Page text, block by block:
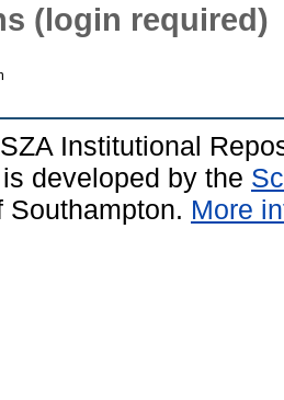
(login required)
Institutional
developed by the
More